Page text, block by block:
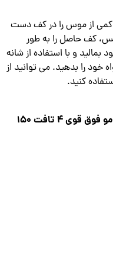
از موس را در کف دست
حاصل را به طور
و با استفاده از شانه
را بدهید. می توانید از
کنید.
مزایای استفاده از موس حالت دهنده مو فوق قوی 4 تافت 150